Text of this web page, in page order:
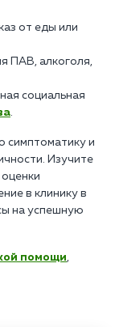
от еды или
ПАВ, алкоголя,
социальная
.
симптоматику и
Изучите
в клинику в
на успешную
помощи,